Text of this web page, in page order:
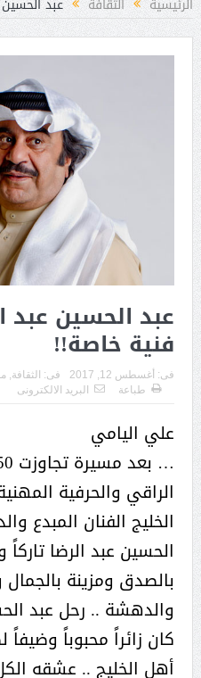
عبد الحسين عبد
فنية خاصة!!
فى: أغسطس 12, 2017 فى: الثقافة,
طباعة
البريد الالكترونى
علي اليامي
الراقي والحرفية
الخليج الفنان المبدع
الحسين عبد الرضا
بالصدق ومزينة
والدهشة .. رحل عبد
كان زائراً محبوباً
أهل الخليج .. عشقه